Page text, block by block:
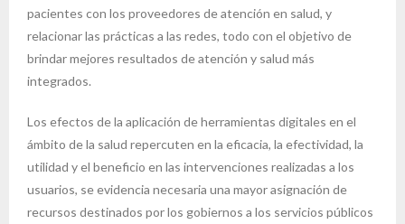
pacientes con los proveedores de atención en salud, y
relacionar las prácticas a las redes, todo con el objetivo de
brindar mejores resultados de atención y salud más
integrados.
Los efectos de la aplicación de herramientas digitales en el
ámbito de la salud repercuten en la eficacia, la efectividad, la
utilidad y el beneficio en las intervenciones realizadas a los
usuarios, se evidencia necesaria una mayor asignación de
recursos destinados por los gobiernos a los servicios públicos